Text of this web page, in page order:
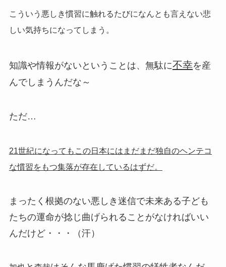
こういう悪しき慣習に触れるたびになんとも言えない悲
しい気持ちになってしまう。
知識や情報がないということは、無駄に不幸を産
んでしまうんだな～
ただ…
21世紀になってもこの日本にはまだまだ独自のヘンテコ
な慣習をもつ集落が存在しているはずだ。
まったく根拠のない悪しき迷信で未来ある子ども
たちの運命が捻じ曲げられることがなければいい
んだけど・・・（汗）